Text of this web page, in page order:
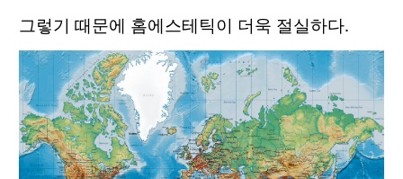
그렇기 때문에 홈에스테틱이 더욱 절실하다.